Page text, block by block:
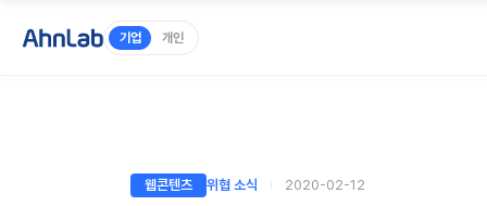
기업 개인
웹콘텐츠 위협 소식 2020-02-12